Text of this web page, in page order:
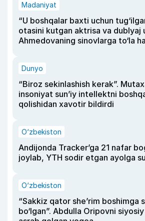
Madaniyat
“U boshqalar baxti uchun
otasini kutgan aktrisa va dublyaj
Ahmedovaning sinovlarga to‘la
Dunyo
“Biroz sekinlashish kerak”.
insoniyat sun’iy intellektni
qolishidan xavotir bildirdi
O‘zbekiston
Andijonda Tracker’ga 21 nafar
joylab, YTH sodir etgan ayolga
O‘zbekiston
“Sakkiz qator she’rim boshimga
bo‘lgan”. Abdulla Oripovni